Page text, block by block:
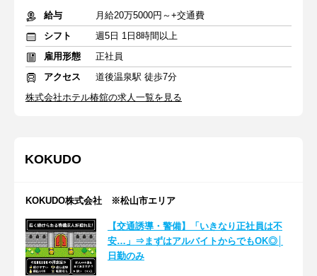
給与
月給20万5000円～+交通費
シフト
週5日 1日8時間以上
雇用形態
正社員
アクセス
道後温泉駅 徒歩7分
株式会社ホテル椿舘の求人一覧を見る
KOKUDO
KOKUDO株式会社 ※松山市エリア
【交通誘導・警備】「いきなり正社員は不
安…」⇒まずはアルバイトからでもOK◎│
日勤のみ